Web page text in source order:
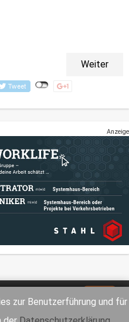
zur Benutzerführung und für
Weiter
Anzeige